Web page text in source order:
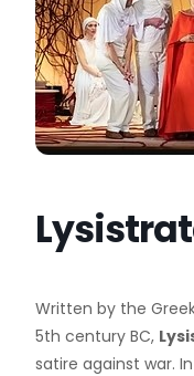
Written by the
5th century BC,
satire against war.